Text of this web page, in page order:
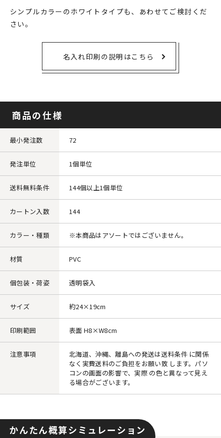
シンプルカラーのホワイトタイプも、あわせてご検討くだ
さい。
名入れ印刷の説明はこちら
商品の仕様
最小発注数 72
発注単位 1個単位
送料無料条件 144個以上1個単位
カートン入数 144
カラー・種類 ※本商品はアソートではございません。
材質 PVC
個包装・荷姿 透明袋入
サイズ 約24×19cm
印刷範囲 表面 H8×W8cm
注意事項
北海道、沖縄、離島への発送は送料条件 に関係
なく実費送料のご負担をお願い致 します。パソ
コンの画面の影響で、実際 の色と異なって見え
る場合がございます。
かんたん概算シミュレーション